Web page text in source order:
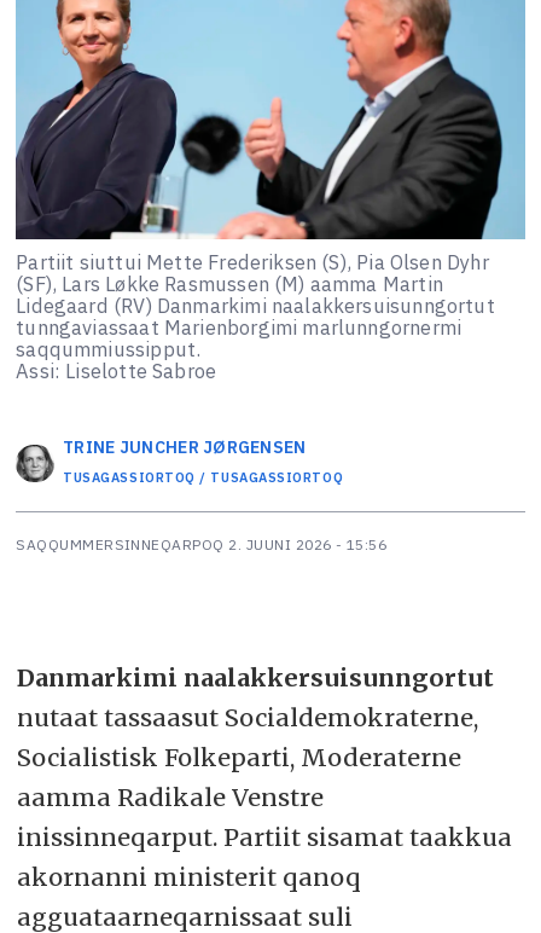
Partiit siuttui Mette Frederiksen (S), Pia Olsen Dyhr
(SF), Lars Løkke Rasmussen (M) aamma Martin
Lidegaard (RV) Danmarkimi naalakkersuisunngortut
tunngaviassaat Marienborgimi marlunngornermi
saqqummiussipput.
Assi: Liselotte Sabroe
TRINE JUNCHER JØRGENSEN
TUSAGASSIORTOQ / TUSAGASSIORTOQ
SAQQUMMERSINNEQARPOQ 2. JUUNI 2026 - 15:56
Danmarkimi naalakkersuisunngortut
nutaat tassaasut Socialdemokraterne,
Socialistisk Folkeparti, Moderaterne
aamma Radikale Venstre
inissinneqarput. Partiit sisamat taakkua
akornanni ministerit qanoq
agguataarneqarnissaat suli